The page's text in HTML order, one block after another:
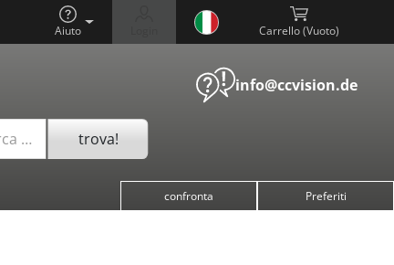
Aiuto Carrello ( )
info@ccvision.de
… trova!
confronta Preferiti